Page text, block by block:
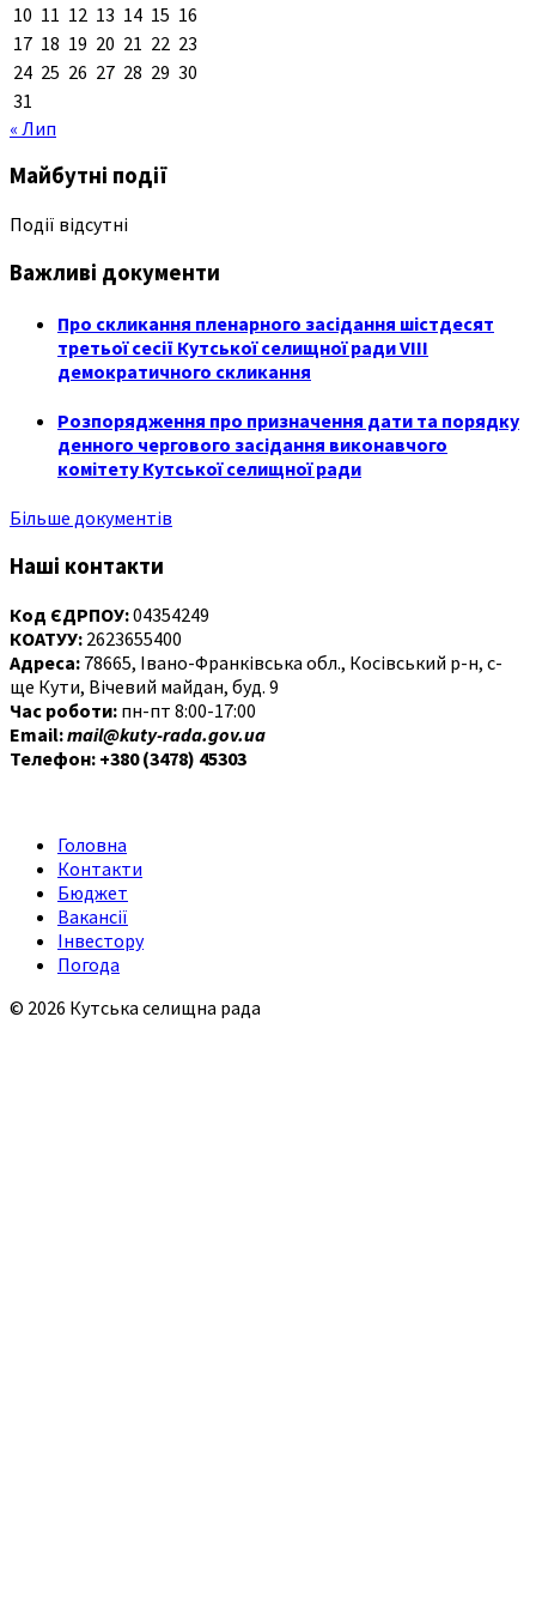
10 11 12 13 14 15 16
17 18 19 20 21 22 23
24 25 26 27 28 29 30
31
« Лип
Майбутні події
Події відсутні
Важливі документи
Про скликання пленарного засідання шістдесят
третьої сесії Кутської селищної ради VIII
демократичного скликання
Розпорядження про призначення дати та порядку
денного чергового засідання виконавчого
комітету Кутської селищної ради
Більше документів
Наші контакти
Код ЄДРПОУ:04354249
КОАТУУ: 2623655400
Адреса: 78665, Івано-Франківська обл., Косівський р-н, с-
ще Кути, Вічевий майдан, буд. 9
Час роботи: пн-пт 8:00-17:00
Email:mail@kuty-rada.gov.ua
Телефон: +380 (3478) 45303
Головна
Контакти
Бюджет
Вакансії
Інвестору
Погода
© 2026 Кутська селищна рада